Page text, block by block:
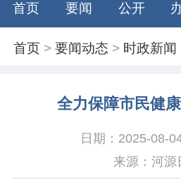
首页 要闻 公开
首页 >要闻动态 > 时政新闻
全力保障市民健
日期：2025-08-
来源：河源